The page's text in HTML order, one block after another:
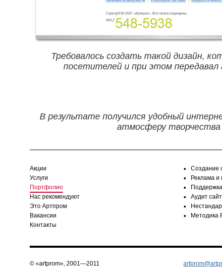
Требовалось создать такой дизайн,
посетителей и при этом
В результате получился удобный
атмосферу
Акции
Услуги
Портфолио
Нас рекомендуют
Это Артпром
Вакансии
Контакты
Создание
Реклама
Аудит
Методика
© «artprom», 2001—2011